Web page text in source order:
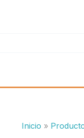
Inicio